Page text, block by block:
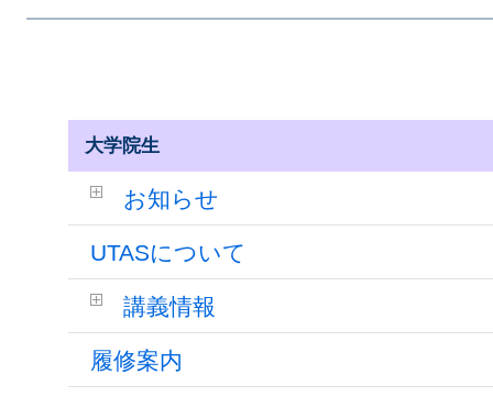
大学院生
お知らせ
UTASについて
講義情報
履修案内